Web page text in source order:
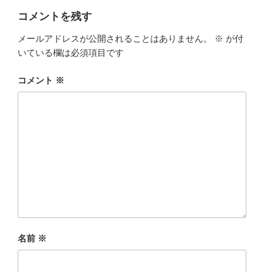
コメントを残す
メールアドレスが公開されることはありません。 ※ が付
いている欄は必須項目です
コメント ※
名前 ※